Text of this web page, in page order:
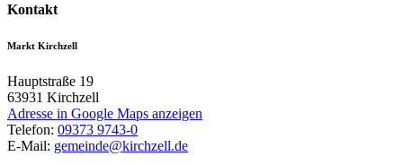
Kontakt
Markt Kirchzell
Hauptstraße 19
63931 Kirchzell
Adresse in Google Maps anzeigen
Telefon: 09373 9743-0
E-Mail: gemeinde@kirchzell.de